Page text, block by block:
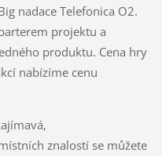
nadace Telefonica O2.
projektu a
produktu. Cena hry
nabízíme cenu
znalostí se můžete